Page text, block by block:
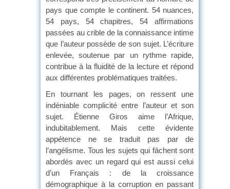
pays que compte le continent. 54 nuances,
54 pays, 54 chapitres, 54 affirmations
passées au crible de la connaissance intime
que l’auteur possède de son sujet. L’écriture
enlevée, soutenue par un rythme rapide,
contribue à la fluidité de la lecture et répond
aux différentes problématiques traitées.
En tournant les pages, on ressent une
indéniable complicité entre l’auteur et son
sujet. Étienne Giros aime l’Afrique,
indubitablement. Mais cette évidente
appétence ne se traduit pas par de
l’angélisme. Tous les sujets qui fâchent sont
abordés avec un regard qui est aussi celui
d’un Français : de la croissance
démographique à la corruption en passant